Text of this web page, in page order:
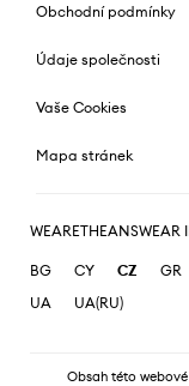
Obchodní podmínky
Údaje společnosti
Vaše Cookies
Mapa stránek
WEARETHEANSWEAR
BG CY CZ GR
UA
UA(RU)
Obsah této